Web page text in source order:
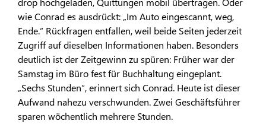
wie Conrad es ausdrückt: „Im Auto eingescannt, weg,
Ende.“ Rückfragen entfallen, weil beide Seiten jederzeit
Zugriff auf dieselben Informationen haben. Besonders
deutlich ist der Zeitgewinn zu spüren: Früher war der
Samstag im Büro fest für Buchhaltung eingeplant.
„Sechs Stunden“, erinnert sich Conrad. Heute ist dieser
Aufwand nahezu verschwunden. Zwei Geschäftsführer
sparen wöchentlich mehrere Stunden.